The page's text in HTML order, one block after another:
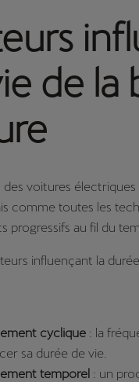
de la
des voitures
comme toutes les
progressifs au fil du
influençant la
cyclique : la
sa durée de vie.
temporel : un